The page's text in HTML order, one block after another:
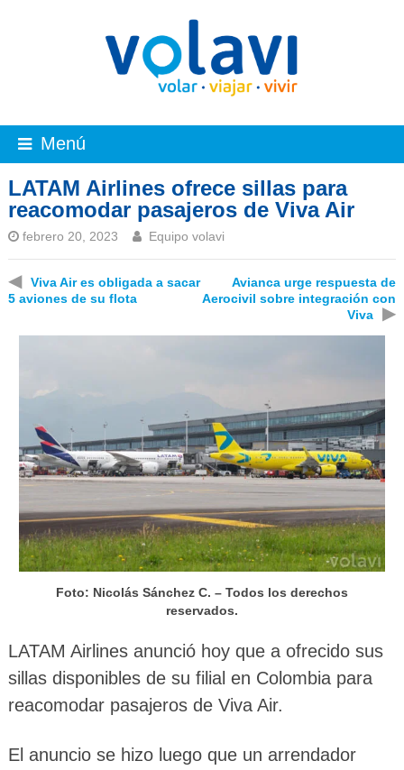
Menú
LATAM Airlines ofrece sillas para
reacomodar pasajeros de Viva Air
febrero 20, 2023 Equipo volavi
◀
Viva Air es obligada a sacar
5 aviones de su flota
Avianca urge respuesta de
Aerocivil sobre integración con
Viva
▶
Foto: Nicolás Sánchez C. – Todos los derechos
reservados.
LATAM Airlines anunció hoy que a ofrecido sus
sillas disponibles de su filial en Colombia para
reacomodar pasajeros de Viva Air.
El anuncio se hizo luego que un arrendador